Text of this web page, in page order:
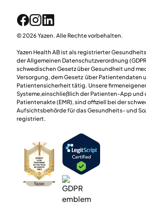
© 2026 Yazen. Alle Rechte vorbehalten.
Yazen Health AB ist als registrierter
der Allgemeinen Datenschutzverordnung
schwedischen Gesetz über Gesundheit und
Versorgung, dem Gesetz über Patientendaten
Patientensicherheit tätig. Unsere
Systeme,einschließlich der Patienten-App und
Patientenakte (EMR), sind offiziell bei der
Aufsichtsbehörde für das Gesundheits- und
registriert.